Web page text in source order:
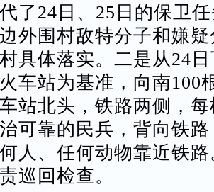
了24日、25日的保卫
外围村敌特分子和嫌
具体落实。二是从24
车站为基准，向南100
站北头，铁路两侧，
可靠的民兵，背向铁
人、任何动物靠近铁
巡回检查。